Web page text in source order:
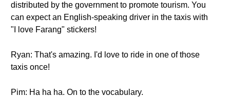
distributed by the government to promote tourism. You
can expect an English-speaking driver in the taxis with
"I love Farang" stickers!
Ryan: That's amazing. I'd love to ride in one of those
taxis once!
Pim: Ha ha ha. On to the vocabulary.